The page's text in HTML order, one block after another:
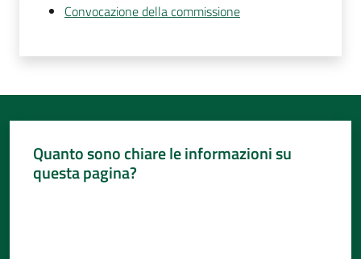
Convocazione della commissione
Quanto sono chiare le informazioni su
questa pagina?